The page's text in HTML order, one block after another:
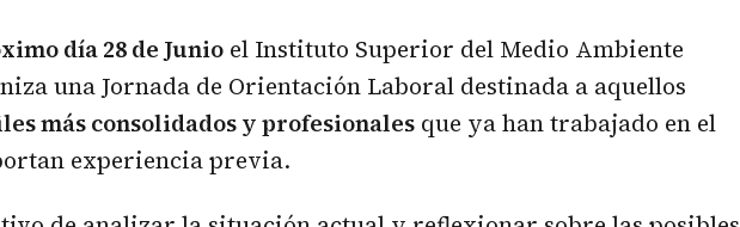
día 28 de Junio el Instituto Superior del Medio Ambiente
una Jornada de Orientación Laboral destinada a aquellos
más consolidados y profesionales que ya han trabajado en el
experiencia previa.